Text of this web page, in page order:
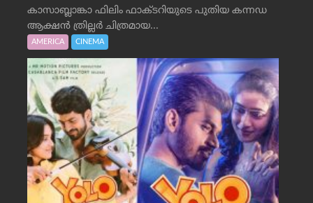
കാസാബ്ലാങ്കാ ഫിലിം ഫാക്ടറിയുടെ പുതിയ കന്നഡ
ആക്ഷൻ ത്രില്ലർ ചിത്രമായ...
AMERICA CINEMA